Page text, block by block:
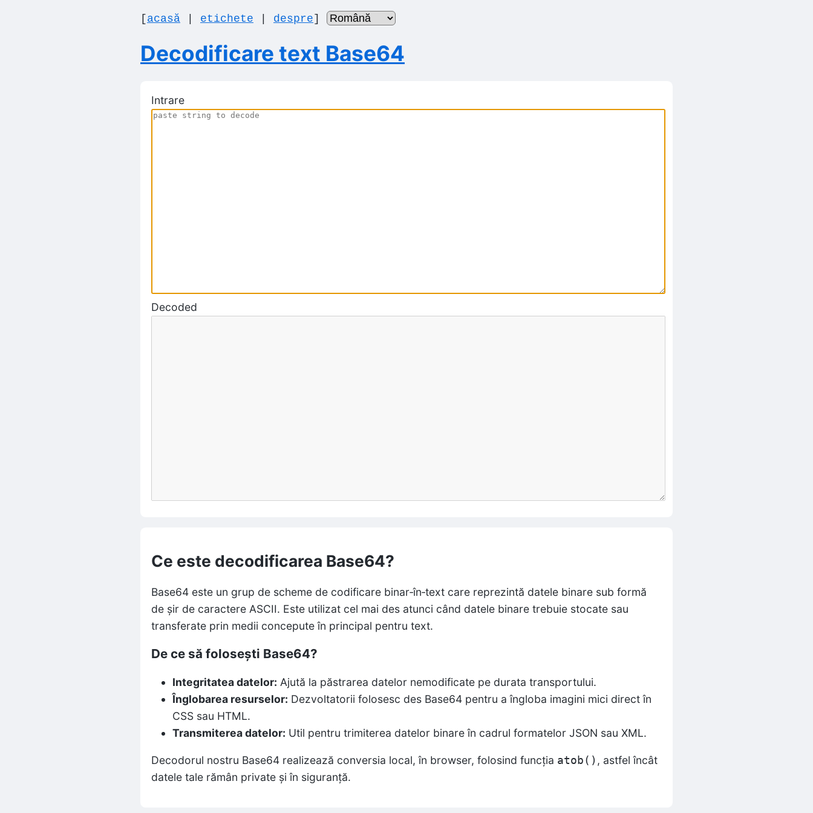
[acasă etichete despre]
Decodificare text Base64
Intrare
Decoded
Ce este decodificarea Base64?
Base64 este un grup de scheme de codificare binar‑în‑text care reprezintă datele binare sub formă
de șir de caractere ASCII. Este utilizat cel mai des atunci când datele binare trebuie stocate sau
transferate prin medii concepute în principal pentru text.
De ce să folosești Base64?
Integritatea datelor: Ajută la păstrarea datelor nemodificate pe durata transportului.
Înglobarea resurselor: Dezvoltatorii folosesc des Base64 pentru a îngloba imagini mici direct în
CSS sau HTML.
Transmiterea datelor: Util pentru trimiterea datelor binare în cadrul formatelor JSON sau XML.
Decodorul nostru Base64 realizează conversia local, în browser, folosind funcția atob() , astfel încât
datele tale rămân private și în siguranță.